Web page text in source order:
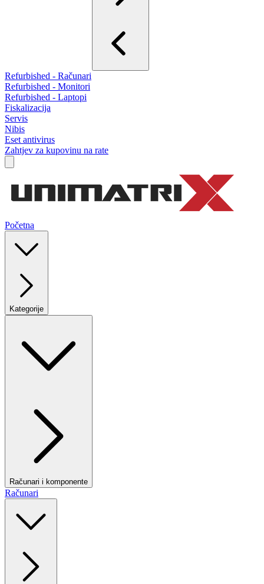
Refurbished - Računari
Refurbished - Monitori
Refurbished - Laptopi
Fiskalizacija
Servis
Nibis
Eset antivirus
Zahtjev za kupovinu na rate
Početna
Kategorije
Računari i komponente
Računari